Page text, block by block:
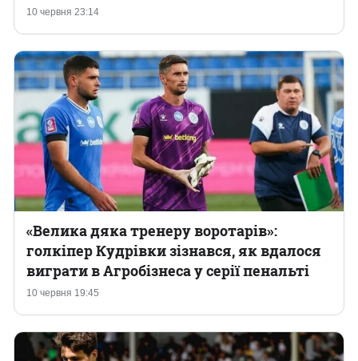
10 червня 23:14
10 червня 19:45
«Велика дяка тренеру воротарів»:
голкіпер Кудрівки зізнався, як вдалося
виграти в Агробізнеса у серії пенальті